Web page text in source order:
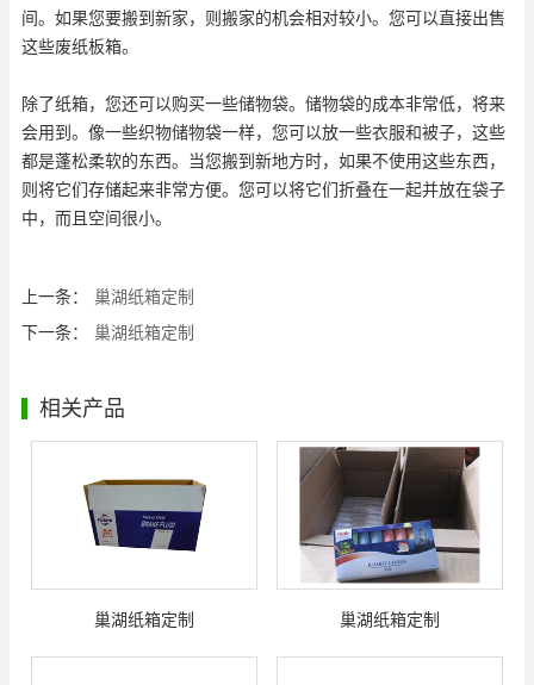
间。如果您要搬到新家，则搬家的机会相对较小。您可以直接出售
这些废纸板箱。
除了纸箱，您还可以购买一些储物袋。储物袋的成本非常低，将来
会用到。像一些织物储物袋一样，您可以放一些衣服和被子，这些
都是蓬松柔软的东西。当您搬到新地方时，如果不使用这些东西，
则将它们存储起来非常方便。您可以将它们折叠在一起并放在袋子
中，而且空间很小。
上一条：
巢湖纸箱定制
下一条：
巢湖纸箱定制
相关产品
巢湖纸箱定制 巢湖纸箱定制